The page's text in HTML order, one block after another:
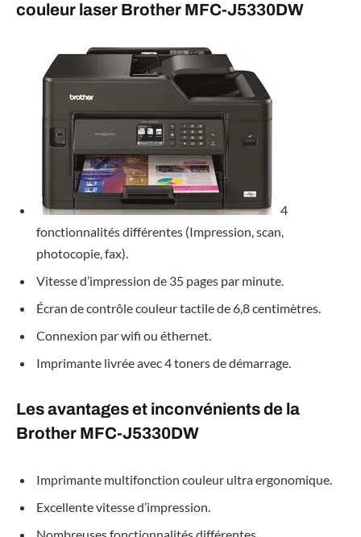
couleur laser Brother MFC-J5330DW
4
fonctionnalités différentes (Impression, scan,
photocopie, fax).
Vitesse d’impression de 35 pages par minute.
Écran de contrôle couleur tactile de 6,8 centimètres.
Connexion par wifi ou éthernet.
Imprimante livrée avec 4 toners de démarrage.
Les avantages et inconvénients de la
Brother MFC-J5330DW
Imprimante multifonction couleur ultra ergonomique.
Excellente vitesse d’impression.
Nombreuses fonctionnalités différentes.